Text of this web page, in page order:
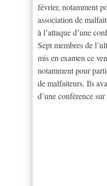
février, notamment
association de
à l’attaque d’une
Sept membres de
mis en examen ce
notamment pour
de malfaiteurs. Ils
d’une conférence